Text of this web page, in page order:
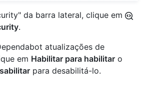
da barra lateral, clique em
.
atualizações de
em Habilitar para habilitar o
para desabilitá-lo.